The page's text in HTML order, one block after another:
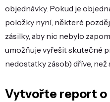
objednávky. Pokud je
položky nyní, některé
zásilky, aby nic nebylo
umožňuje vyřešit skutečné
nedostatky zásob) dříve,
Vytvořte report o